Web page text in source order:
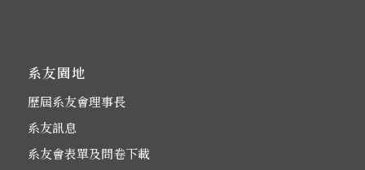
系友園地
歷屆系友會理事長
系友訊息
系友會表單及問卷下載